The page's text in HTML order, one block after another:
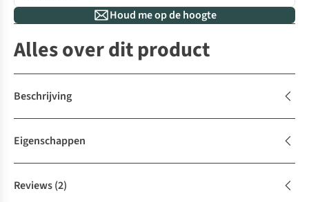
Houd me op de hoogte
Alles over dit product
Beschrijving
Eigenschappen
Reviews(2)